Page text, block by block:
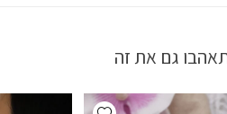
גם את זה
Add wishlist